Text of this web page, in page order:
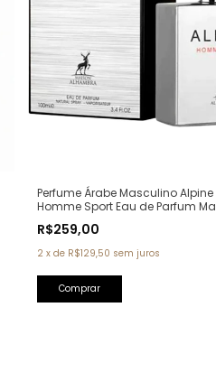
Perfume Árabe Masculino Alpine
Homme Sport Eau de Parfum
Homme Sport Chanel)
R$259,00
2 x de R$129,50 sem juros